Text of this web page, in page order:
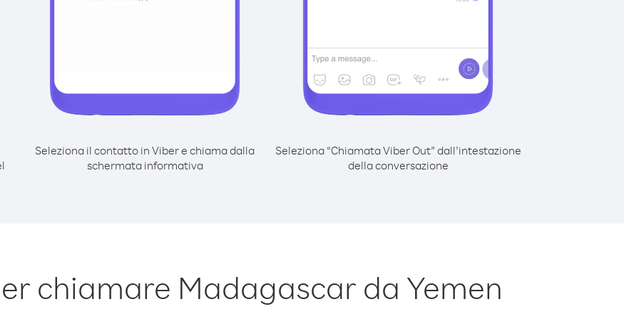
Seleziona il contatto in Viber e chiama dalla
schermata informativa
Seleziona “Chiamata Viber Out” dall’intestazione
della conversazione
chiamare Madagascar da Yemen